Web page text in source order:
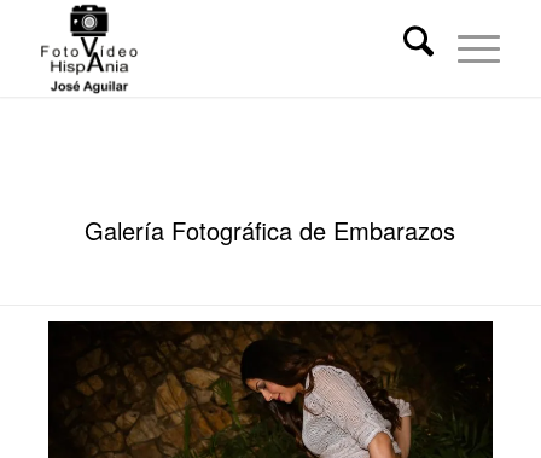
Galería Fotográfica de Embarazos